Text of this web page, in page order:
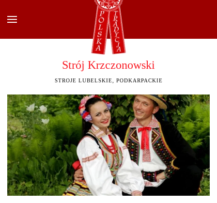
Przejdź do głównej treści
Strój Krzczonowski
STROJE LUBELSKIE, PODKARPACKIE